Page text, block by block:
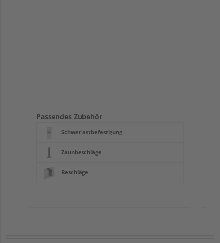
Passendes Zubehör
Schwerlastbefestigung
Zaunbeschläge
Beschläge